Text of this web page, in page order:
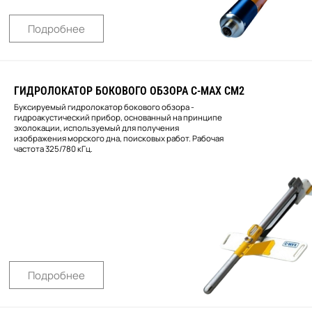
Подробнее
ГИДРОЛОКАТОР БОКОВОГО ОБЗОРА С-МАХ СМ2
Буксируемый гидролокатор бокового обзора -
гидроакустический прибор, основанный на принципе
эхолокации, используемый для получения
изображения морского дна, поисковых работ. Рабочая
частота 325/780 кГц.
Подробнее